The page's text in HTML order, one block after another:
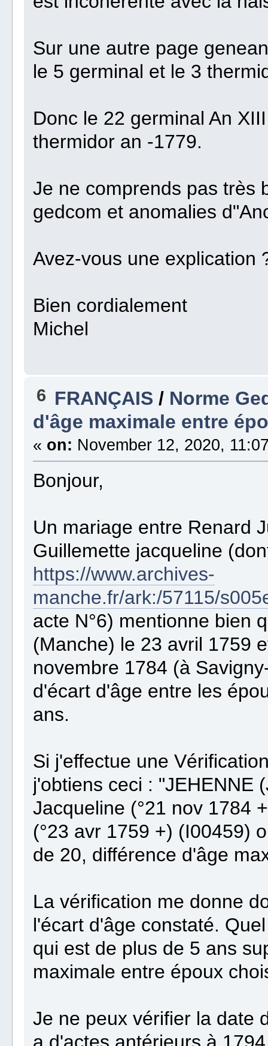
Sur une autre page
le 5 germinal et le 3
Donc le 22 germinal An
thermidor an -1779.
Je ne comprends pas très
gedcom et anomalies
Avez-vous une explication
Bien cordialement
Michel
6 FRANÇAIS / Norme
d'âge maximale entre
« on: November 12, 2020,
Bonjour,
Un mariage entre Renard
Guillemette jacqueline
https://www.archives-
manche.fr/ark:/57115/
acte N°6) mentionne bien
(Manche) le 23 avril 1759
novembre 1784 (à
d'écart d'âge entre les
ans.
Si j'effectue une
j'obtiens ceci : "JEHENNE
Jacqueline (°21 nov 1784
(°23 avr 1759 +) (I00459)
de 20, différence d'âge
La vérification me donne
l'écart d'âge constaté.
qui est de plus de 5 ans
maximale entre époux
Je ne peux vérifier la date